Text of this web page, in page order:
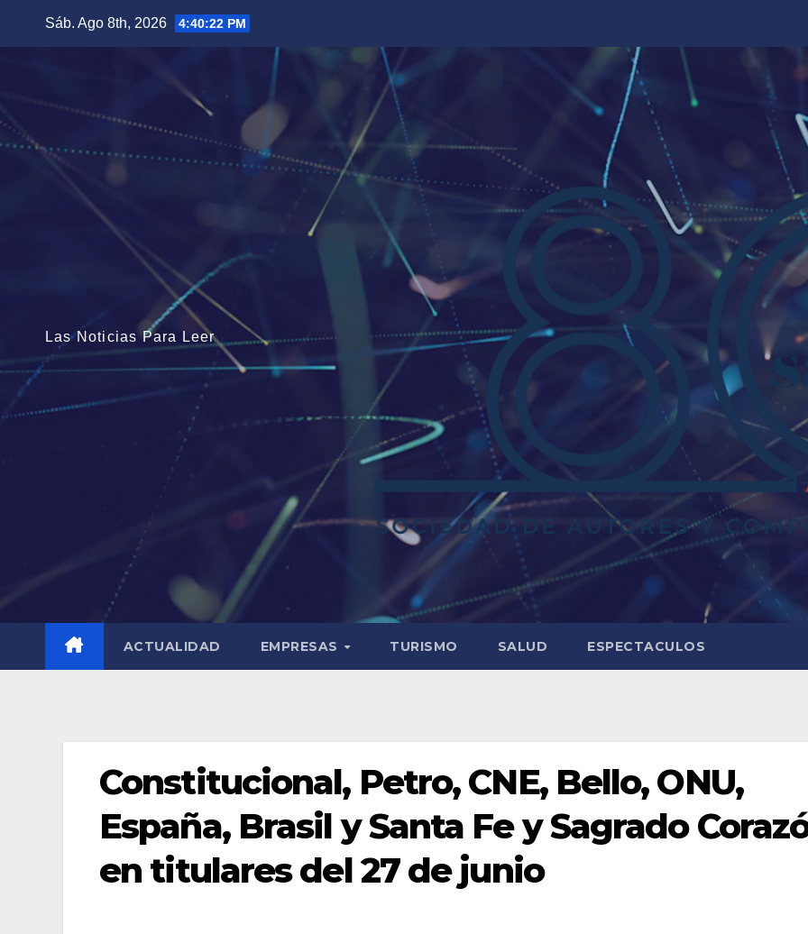
Sáb. Ago 8th, 2026 4:40:24 PM
Las Noticias Para Leer
ACTUALIDAD EMPRESAS TURISMO SALUD ESPECTACULOS
Constitucional, Petro, CNE, Bello, ONU,
España, Brasil y Santa Fe y Sagrado
en titulares del 27 de junio